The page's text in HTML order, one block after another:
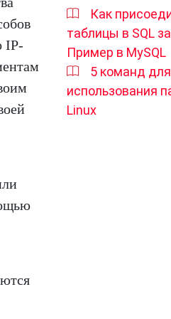
IP-
Как
таблицы в SQL
Пример в MySQL
5 команд
использования
Linux